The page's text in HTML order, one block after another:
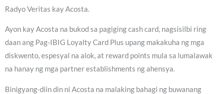
Radyo Veritas kay Acosta.
Ayon kay Acosta na bukod sa pagiging cash card, nagsisilbi ring
daan ang Pag-IBIG Loyalty Card Plus upang makakuha ng mga
diskwento, espesyal na alok, at reward points mula sa lumalawak
na hanay ng mga partner establishments ng ahensya.
Binigyang-diin din ni Acosta na malaking bahagi ng buwanang